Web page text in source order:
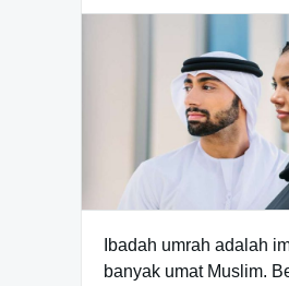
Ibadah umrah adalah
banyak umat Muslim.